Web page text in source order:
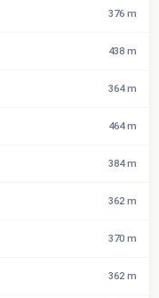
376 m
438 m
364 m
464 m
384 m
362 m
370 m
362 m